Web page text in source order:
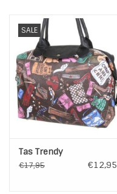
SALE
Tas Trendy
€17,95 €12,95